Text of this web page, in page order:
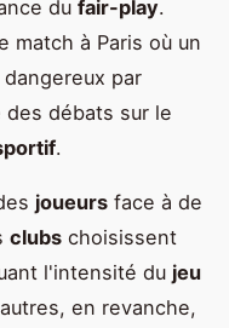
du fair-play.
match à Paris où un
par
débats sur le
.
joueurs face à de
clubs choisissent
l'intensité du jeu
en revanche,